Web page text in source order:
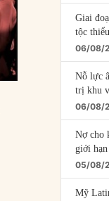
Giai
tộc
06/08/
Nỗ lực
trị khu
06/08/
Nợ cho
giới
05/08/
Mỹ